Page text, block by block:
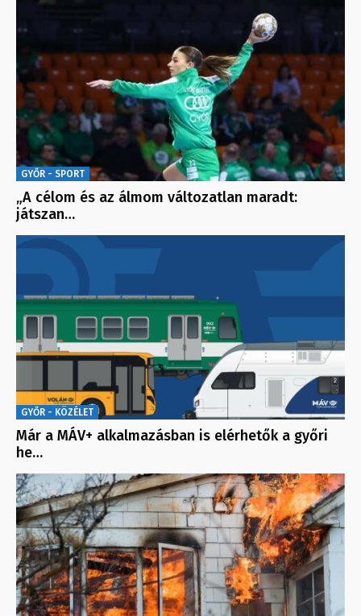
GYŐR - SPORT
„A célom és az álmom változatlan maradt:
játszan…
GYŐR - KÖZÉLET
Már a MÁV+ alkalmazásban is elérhetők a győri
he…